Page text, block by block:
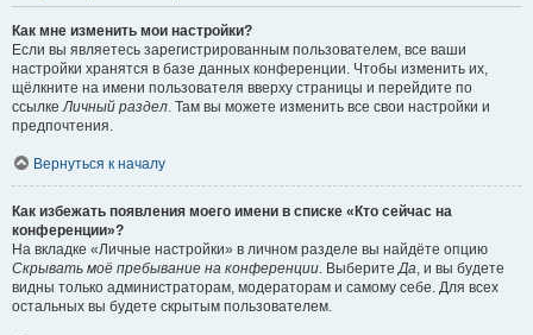
Как мне изменить мои настройки?
Если вы являетесь зарегистрированным пользователем, все ваши
настройки хранятся в базе данных конференции. Чтобы изменить их,
щёлкните на имени пользователя вверху страницы и перейдите по
ссылкеЛичный раздел. Там вы можете изменить все свои настройки и
предпочтения.
Вернуться к началу
Как избежать появления моего имени в списке «Кто сейчас на
конференции»?
На вкладке «Личные настройки» в личном разделе вы найдёте опцию
Скрывать моё пребывание на конференции. ВыберитеДа, и вы будете
видны только администраторам, модераторам и самому себе. Для всех
остальных вы будете скрытым пользователем.